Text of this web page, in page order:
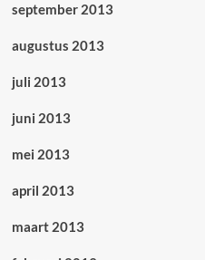
september 2013
augustus 2013
juli 2013
juni 2013
mei 2013
april 2013
maart 2013